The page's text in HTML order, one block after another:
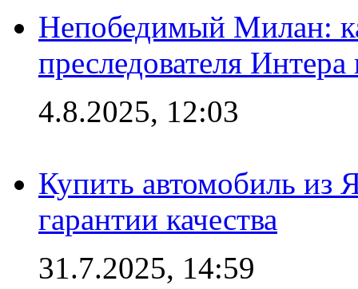
Непобедимый Милан:
преследователя
4.8.2025, 12:03
Купить автомобиль из
гарантии качества
31.7.2025, 14:59